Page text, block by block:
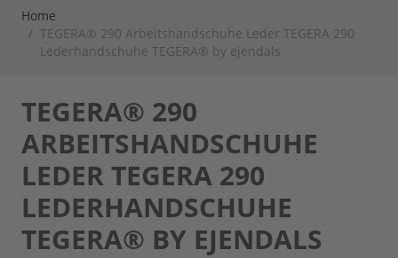
Home
/ TEGERA® 290 Arbeitshandschuhe Leder TEGERA 290
Lederhandschuhe TEGERA® by ejendals
TEGERA® 290
ARBEITSHANDSCHUHE
LEDER TEGERA 290
LEDERHANDSCHUHE
TEGERA® BY EJENDALS